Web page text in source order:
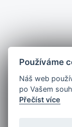
Používáme
Náš web
po Vašem
Přečíst více